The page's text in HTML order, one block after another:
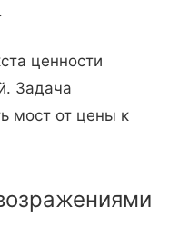
ценности
Задача
мост от цены к